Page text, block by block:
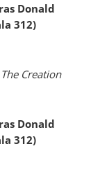
Donald
312)
Creation
Donald
312)